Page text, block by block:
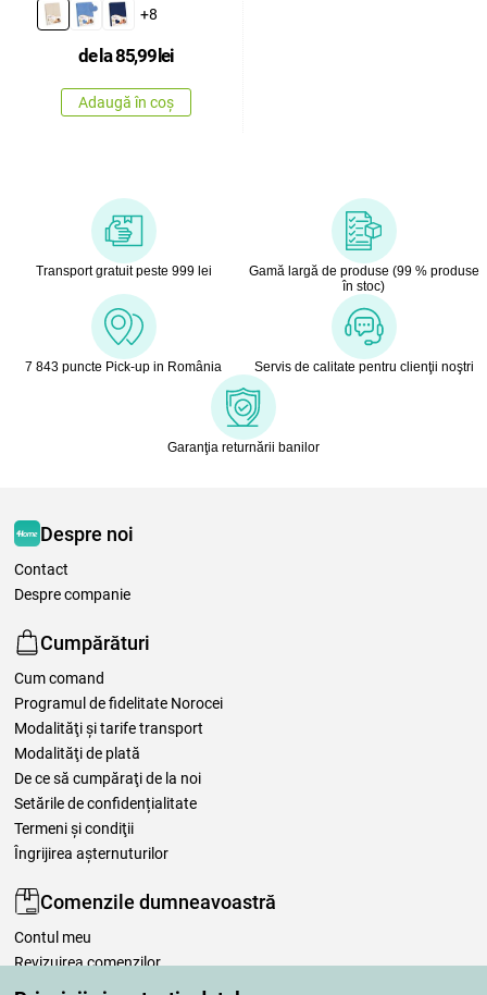
+8
de la85,99lei
Adaugă în coș
Transport gratuit peste 999 lei
Gamă largă de produse (99 % produse
în stoc)
7 843 puncte Pick-up in România Servis de calitate pentru clienţii noştri
Garanţia returnării banilor
Despre noi
Contact
Despre companie
Cumpărături
Cum comand
Programul de fidelitate Norocei
Modalităţi şi tarife transport
Modalităţi de plată
De ce să cumpăraţi de la noi
Setările de confidențialitate
Termeni şi condiţii
Îngrijirea așternuturilor
Comenzile dumneavoastră
Contul meu
Revizuirea comenzilor
Reclamaţii